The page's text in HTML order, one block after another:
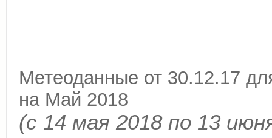
Метеоданные от 30.12.17
на Май 2018
(с 14 мая 2018 по 13